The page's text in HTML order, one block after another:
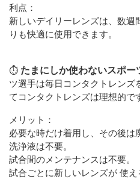
利点：
新しいデイリーレンズは、数週
りも快適に使用できます。
⏱️ たまにしか使わないスポー
ツ選手は毎日コンタクトレン
てコンタクトレンズは理想的で
メリット：
必要な時だけ着用し、その後は
洗浄液は不要。
試合間のメンテナンスは不要。
試合ごとに新しいレンズが 使え